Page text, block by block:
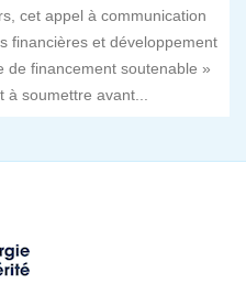
cet appel à communication
financières et développement
de financement soutenable »
à soumettre avant...